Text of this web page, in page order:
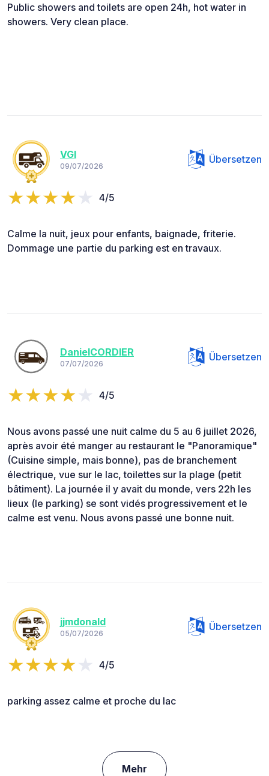
Public showers and toilets are open 24h, hot water in
showers. Very clean place.
VGI
09/07/2026
Übersetzen
4/5
Calme la nuit, jeux pour enfants, baignade, friterie.
Dommage une partie du parking est en travaux.
DanielCORDIER
07/07/2026
Übersetzen
4/5
Nous avons passé une nuit calme du 5 au 6 juillet 2026,
après avoir été manger au restaurant le "Panoramique"
(Cuisine simple, mais bonne), pas de branchement
électrique, vue sur le lac, toilettes sur la plage (petit
bâtiment). La journée il y avait du monde, vers 22h les
lieux (le parking) se sont vidés progressivement et le
calme est venu. Nous avons passé une bonne nuit.
jjmdonald
05/07/2026
Übersetzen
4/5
parking assez calme et proche du lac
Mehr